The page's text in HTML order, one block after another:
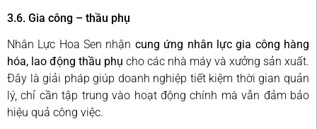
3.6. Gia công – thầu phụ
Nhân Lực Hoa Sen nhận cung ứng nhân lực gia công hàng
hóa, lao động thầu phụ cho các nhà máy và xưởng sản xuất.
Đây là giải pháp giúp doanh nghiệp tiết kiệm thời gian quản
lý, chỉ cần tập trung vào hoạt động chính mà vẫn đảm bảo
hiệu quả công việc.